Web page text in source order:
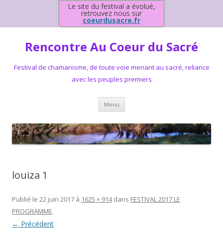
Le site du festival a évolué,
retrouvez nous sur
coeurdusacre.fr
Rencontre Au Coeur du Sacré
Festival de chamanisme, de toute voie menant au sacré, reliance
avec les peuples premiers
Menu Aller au contenu principal
louiza 1
Publié le 22 juin 2017 à 1625 × 914dans FESTIVAL 2017 LE
PROGRAMME.
← Précédent